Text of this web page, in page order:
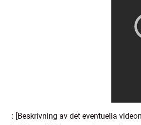
: [Beskrivning av det eventuella